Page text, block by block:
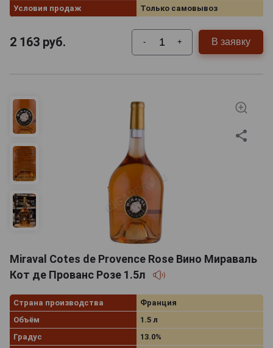
Условия продаж
Только самовывоз
2 163 руб. - + В заявку
Miraval Cotes de Provence Rose Вино Мираваль
Кот де Прованс Розе 1.5л
Страна производства
Франция
Объём
1.5 л
Градус
13.0%